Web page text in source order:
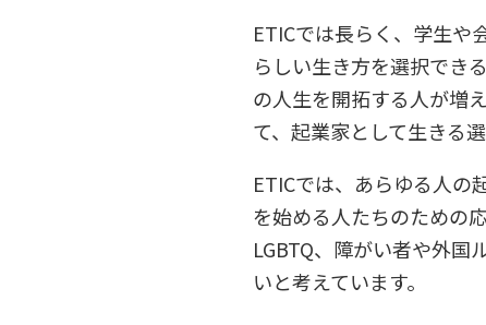
ETICでは長らく、学生や
らしい生き方を選択でき
の人生を開拓する人が増
て、起業家として生きる
ETICでは、あらゆる人の
を始める人たちのための
LGBTQ、障がい者や外国
いと考えています。